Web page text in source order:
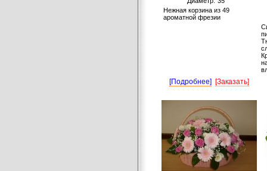
Нежная корзина из 49
ароматной фрезии
[Подробнее] [Заказать]